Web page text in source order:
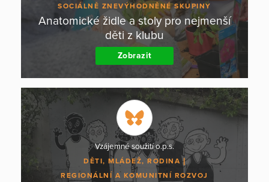
SOCIÁLNĚ ZNEVÝHODNĚNÉ SKUPINY
Anatomické židle a stoly pro nejmenší
děti z klubu
Zobrazit
Vzájemné soužití o.p.s.
DĚTI, MLÁDEŽ, RODINA
REGIONÁLNÍ A KOMUNITNÍ ROZVOJ